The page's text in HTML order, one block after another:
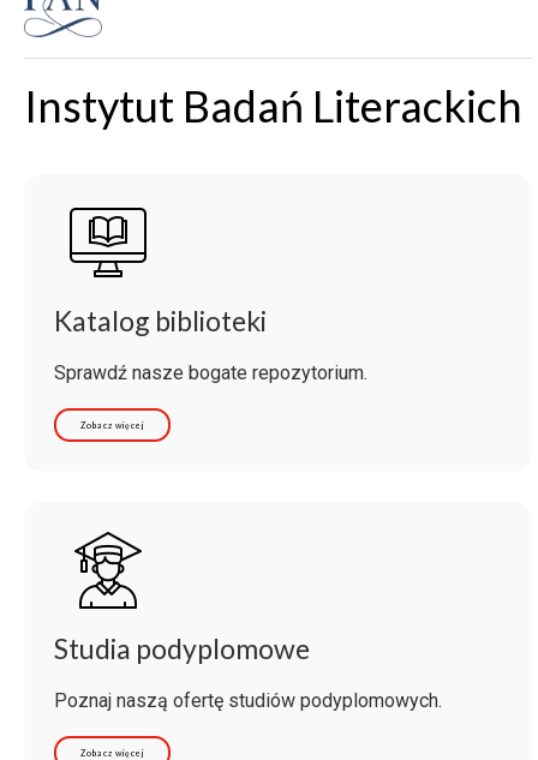
Instytut Badań Literackich
Katalog biblioteki
Sprawdź nasze bogate repozytorium.
Zobacz więcej
Studia podyplomowe
Poznaj naszą ofertę studiów podyplomowych.
Zobacz więcej